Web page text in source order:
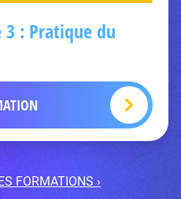
: Pratique du
FORMATIONS ›